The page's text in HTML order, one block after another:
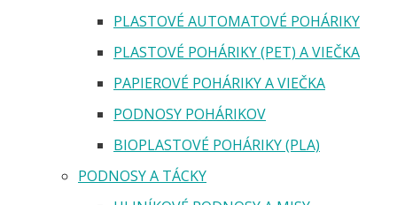
PLASTOVÉ AUTOMATOVÉ POHÁRIKY
PLASTOVÉ POHÁRIKY (PET) A VIEČKA
PAPIEROVÉ POHÁRIKY A VIEČKA
PODNOSY POHÁRIKOV
BIOPLASTOVÉ POHÁRIKY (PLA)
PODNOSY A TÁCKY